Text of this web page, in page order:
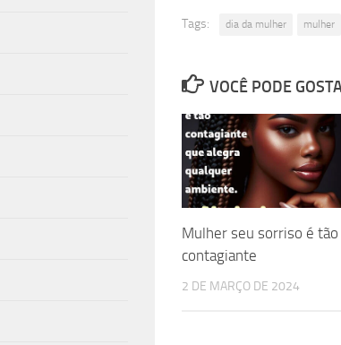
Tags: dia da mulher mulher
VOCÊ PODE
Mulher seu sorriso é tão
contagiante
2 DE MARÇO DE 2024